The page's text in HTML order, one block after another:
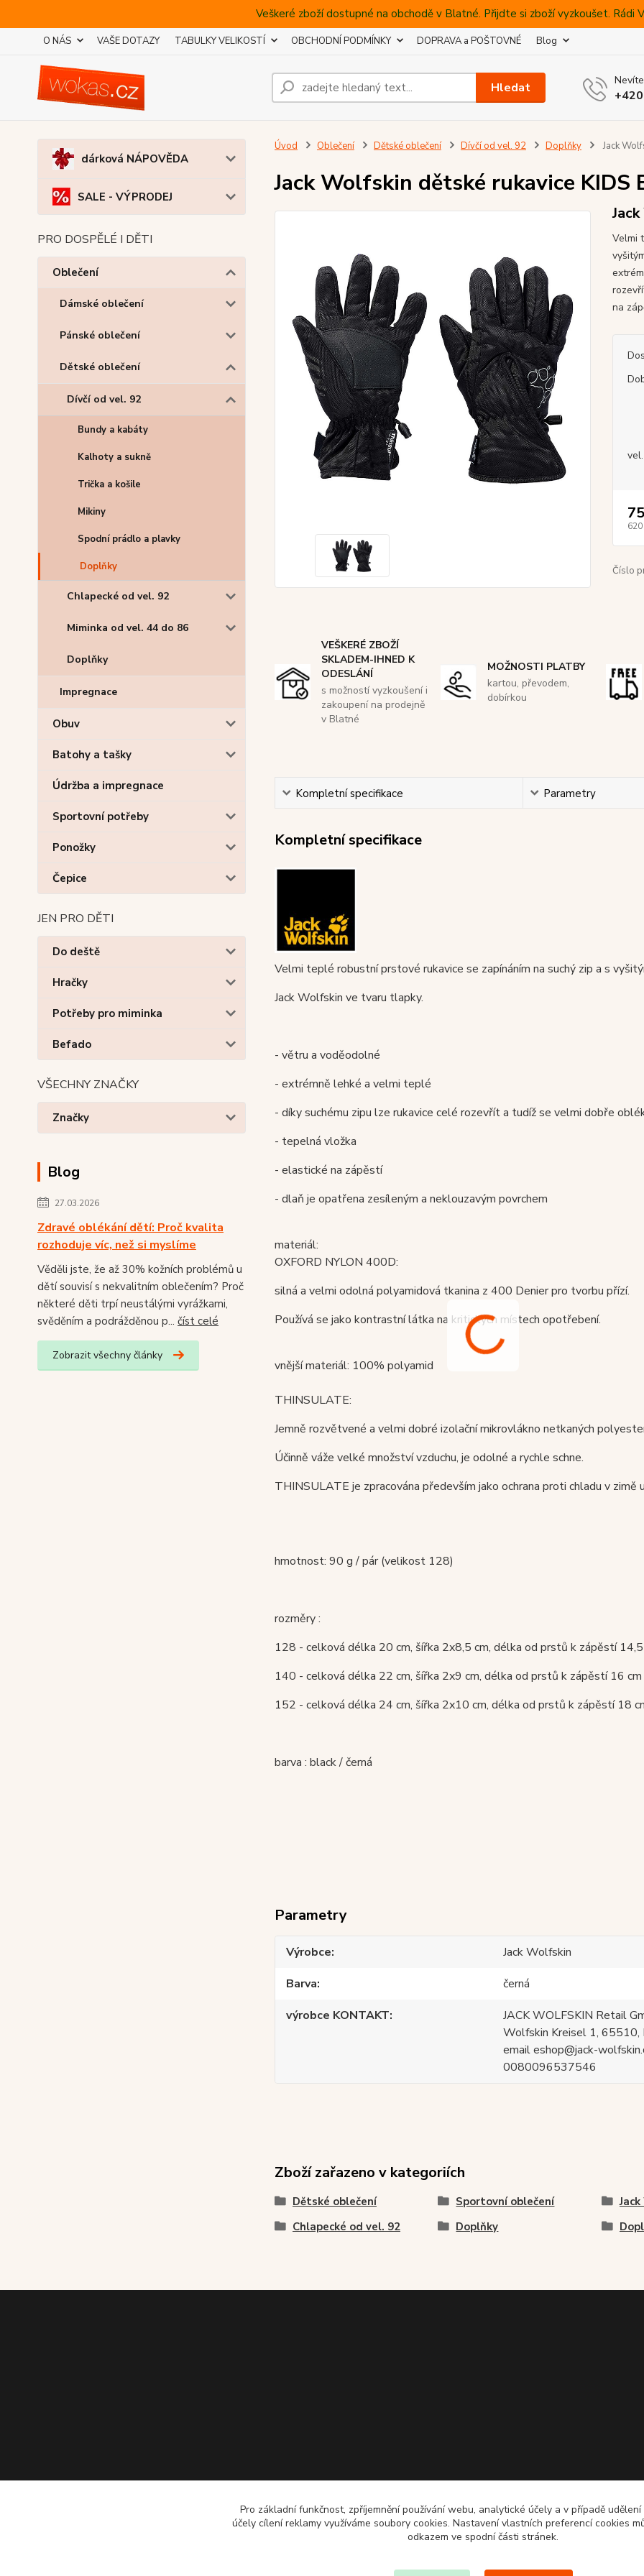
Veškeré zboží dostupné na obchodě v Blatné. Přijdte si zboží vyzkoušet. Rádi
O NÁS VAŠE DOTAZY TABULKY VELIKOSTÍ OBCHODNÍ PODMÍNKY DOPRAVA a POŠTOVNÉ Blog
Hledat
dárková NÁPOVĚDA
SALE - VÝPRODEJ
PRO DOSPĚLÉ I DĚTI
Oblečení
Dámské oblečení
Pánské oblečení
Dětské oblečení
Dívčí od vel. 92
Bundy a kabáty
Kalhoty a sukně
Trička a košile
Mikiny
Spodní prádlo a plavky
Doplňky
Chlapecké od vel. 92
Miminka od vel. 44 do 86
Doplňky
Impregnace
Obuv
Batohy a tašky
Údržba a impregnace
Sportovní potřeby
Ponožky
Čepice
JEN PRO DĚTI
Do deště
Hračky
Potřeby pro miminka
Befado
VŠECHNY ZNAČKY
Značky
Blog
27.03.2026
Zdravé oblékání dětí: Proč kvalita
rozhoduje víc, než si myslíme
Věděli jste, že až 30% kožních problémů u
dětí souvisí s nekvalitním oblečením? Proč
některé děti trpí neustálými vyrážkami,
svěděním a podrážděnou p... číst celé
Zobrazit všechny články
Úvod Oblečení Dětské oblečení Dívčí od vel. 92 Doplňky Jack
Jack Wolfskin dětské rukavice KIDS
Velmi
na
620
Číslo
VEŠKERÉ ZBOŽÍ
SKLADEM-IHNED K
ODESLÁNÍ
s možností vyzkoušení i
zakoupení na prodejně
v Blatné
MOŽNOSTI PLATBY
kartou, převodem,
dobírkou
Kompletní specifikace Parametry
Kompletní specifikace
Velmi teplé robustní prstové rukavice se zapínáním na suchý zip a s
Jack Wolfskin ve tvaru tlapky.
- větru a voděodolné
- extrémně lehké a velmi teplé
- díky suchému zipu lze rukavice celé rozevřít a tudíž se velmi dobře
- tepelná vložka
- elastické na zápěstí
- dlaň je opatřena zesíleným a neklouzavým povrchem
materiál:
OXFORD NYLON 400D:
silná a velmi odolná polyamidová tkanina z 400 Denier pro tvorbu přízí.
Používá se jako kontrastní látka na kritických místech opotřebení.
vnější materiál: 100% polyamid
THINSULATE:
Jemně rozvětvené a velmi dobré izolační mikrovlákno netkaných
Účinně váže velké množství vzduchu, je odolné a rychle schne.
THINSULATE je zpracována především jako ochrana proti chladu v zimě
hmotnost: 90 g / pár (velikost 128)
rozměry :
128 - celková délka 20 cm, šířka 2x8,5 cm, délka od prstů k zápěstí
140 - celková délka 22 cm, šířka 2x9 cm, délka od prstů k zápěstí 16 cm
152 - celková délka 24 cm, šířka 2x10 cm, délka od prstů k zápěstí 18
barva : black / černá
Parametry
Výrobce
Jack Wolfskin
Barva
černá
výrobce KONTAKT
JACK WOLFSKIN Retail
Wolfskin Kreisel 1, 65510,
email eshop@jack-
0080096537546
Zboží zařazeno v kategoriích
Dětské oblečení Sportovní oblečení
Chlapecké od vel. 92
Doplňky
Pro základní funkčnost, zpříjemnění používání webu, analytické účely a v případě
účely cílení reklamy využíváme soubory cookies. Nastavení vlastních preferencí cookies
odkazem ve spodní části stránek.